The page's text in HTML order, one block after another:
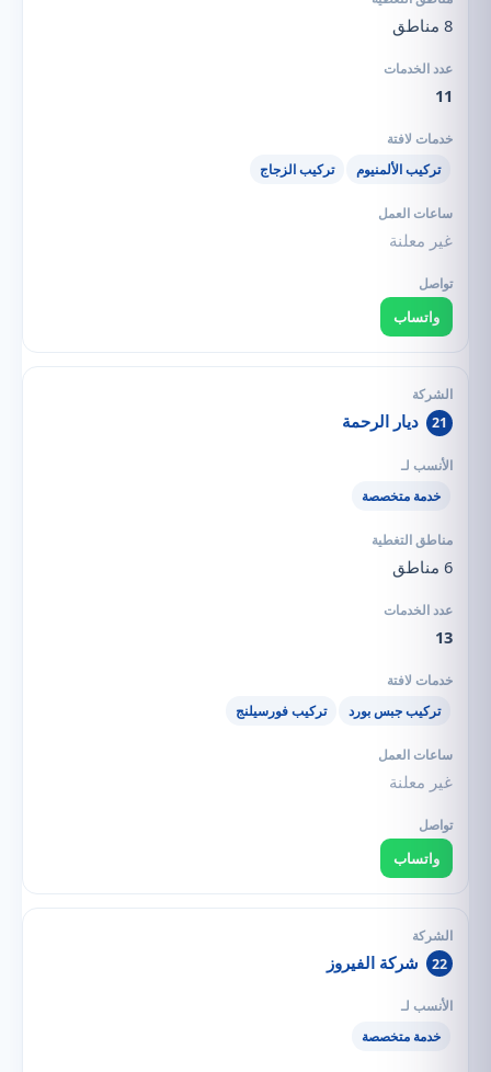
8 مناطق
11
تركيب الألمنيوم تركيب الزجاج
غير معلنة
واتساب
21 ديار الرحمة
خدمة متخصصة
6 مناطق
13
تركيب جبس بورد تركيب فورسيلنج
غير معلنة
واتساب
22 شركة الفيروز
خدمة متخصصة